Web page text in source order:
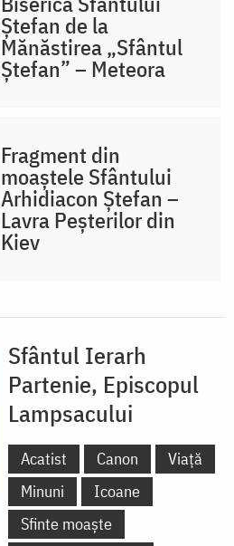
Ștefan de la
Mănăstirea „Sfântul
Ștefan” – Meteora
Fragment din
moaștele Sfântului
Arhidiacon Ștefan –
Lavra Peșterilor din
Kiev
Sfântul Ierarh
Partenie, Episcopul
Lampsacului
Acatist Canon
Viață
Minuni
Icoane
Sfinte moaște